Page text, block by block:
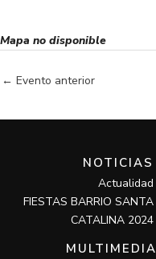
Mapa no disponible
← Evento anterior
NOTICIAS
Actualidad
FIESTAS BARRIO SANTA
CATALINA 2024
MULTIMEDIA